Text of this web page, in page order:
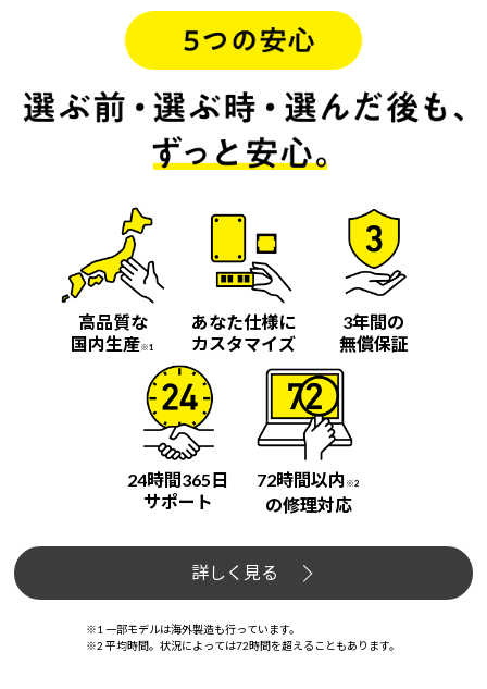
高品質な
国内生産※1
あなた仕様に
カスタマイズ
3年間の
無償保証
24時間365日
サポート
72時間以内 ※2
の修理対応
詳しく見る
※1 一部モデルは海外製造も行っています。
※2 平均時間。状況によっては72時間を超えることもあります。